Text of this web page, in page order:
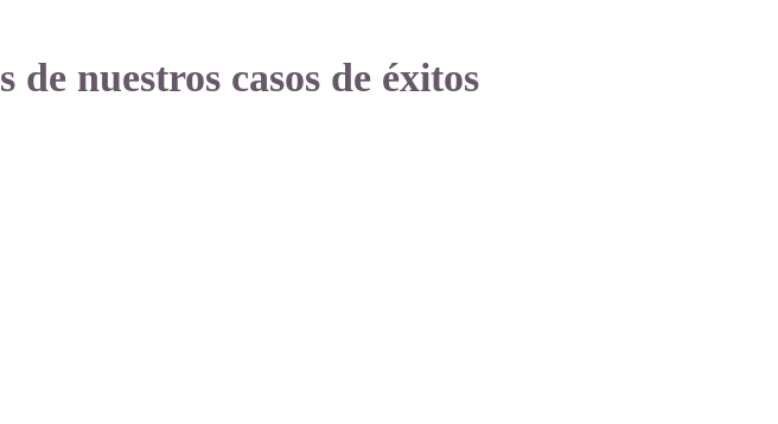
de nuestros casos de éxitos